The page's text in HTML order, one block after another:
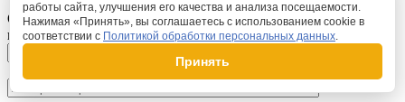
Оставить заявку
на обратный звонок
работы сайта, улучшения его качества и анализа посещаемости.
Нажимая «Принять», вы соглашаетесь с использованием cookie в
соответствии с Политикой обработки персональных данных.
Принять